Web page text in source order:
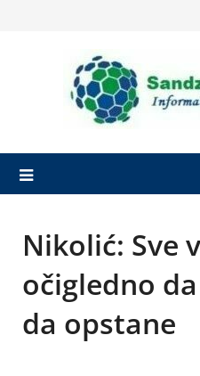
Nikolić: Sve
očigledno
da opstane